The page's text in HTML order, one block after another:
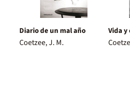
Diario de un mal año
Coetzee, J. M.
Vida y